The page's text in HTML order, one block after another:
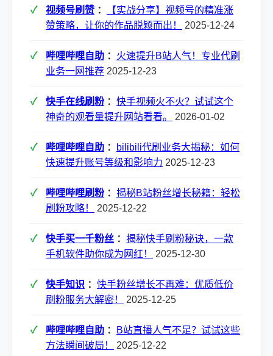
视频号刷赞 ：
【实战分享】视频号的精准涨
赞策略，让你的作品脱颖而出！
2025-12-24
哔哩哔哩自助 ： 火速提升B站人气！专业代刷
业务一网推荐 2025-12-23
快手在线刷粉 ： 快手视频火不火？试试这个
神奇的观看量提升网站看看。
2026-01-02
哔哩哔哩自助 ：
bilibili代刷业务大揭秘：如何
快速提升账号等级和影响力 2025-12-23
哔哩哔哩刷粉 ： 揭秘B站粉丝增长秘籍：轻松
刷粉攻略！
2025-12-22
快手买一千粉丝 ： 揭秘快手刷粉秘诀，一款
手机软件助你成为网红！
2025-12-30
快手知识 ： 快手粉丝增长不再难：优质低价
刷粉服务大解密！
2025-12-25
哔哩哔哩自助 ：
B站直播人气不足？试试这些
方法瞬间破局！
2025-12-22